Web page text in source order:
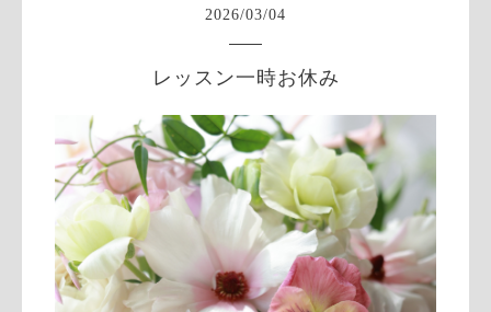
2026/03/04
レッスン一時お休み